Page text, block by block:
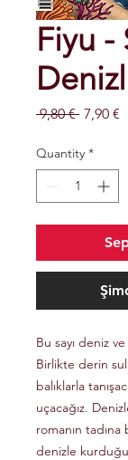
Fiyu -
9,80 € Regular
7,90 €
Quantity *
Bu sayı deniz
Birlikte derin
balıklarla
uçacağız.
romanın tadına
denizle